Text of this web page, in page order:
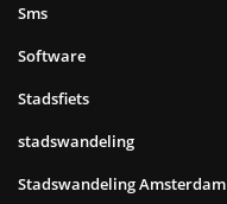
Sms
Software
Stadsfiets
stadswandeling
Stadswandeling Amsterdam